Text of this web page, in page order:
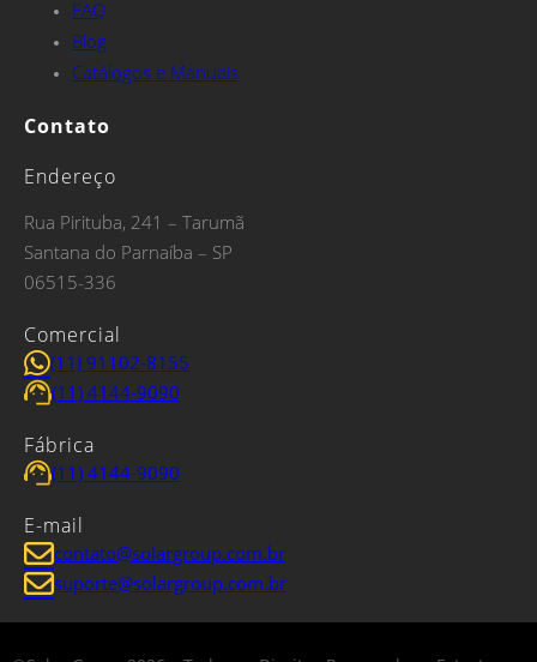
FAQ
Blog
Catálogos e Manuais
Contato
Endereço
Rua Pirituba, 241 – Tarumã
Santana do Parnaíba – SP
06515-336
Comercial
(11) 91102-8155
(11) 4144-9090
Fábrica
(11) 4144-9090
E-mail
contato@solargroup.com.br
suporte@solargroup.com.br